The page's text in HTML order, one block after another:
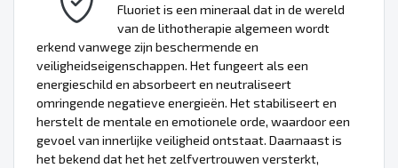
Fluoriet is een mineraal dat in de wereld
van de lithotherapie algemeen wordt
erkend vanwege zijn beschermende en
veiligheidseigenschappen. Het fungeert als een
energieschild en absorbeert en neutraliseert
omringende negatieve energieën. Het stabiliseert en
herstelt de mentale en emotionele orde, waardoor een
gevoel van innerlijke veiligheid ontstaat. Daarnaast is
het bekend dat het het zelfvertrouwen versterkt,